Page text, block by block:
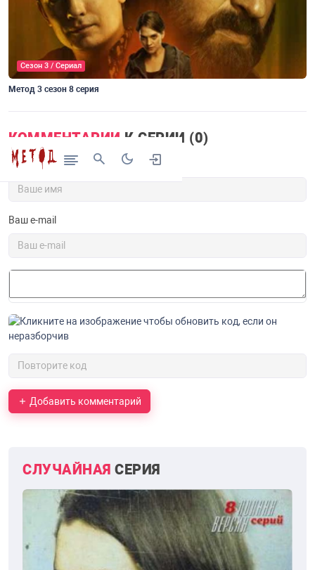
Сезон 3 / Сериал
Метод 3 сезон 8 серия
КОММЕНТАРИИ К СЕРИИ (0)
Ваше имя
Ваш e-mail
Добавить комментарий
СЛУЧАЙНАЯ СЕРИЯ